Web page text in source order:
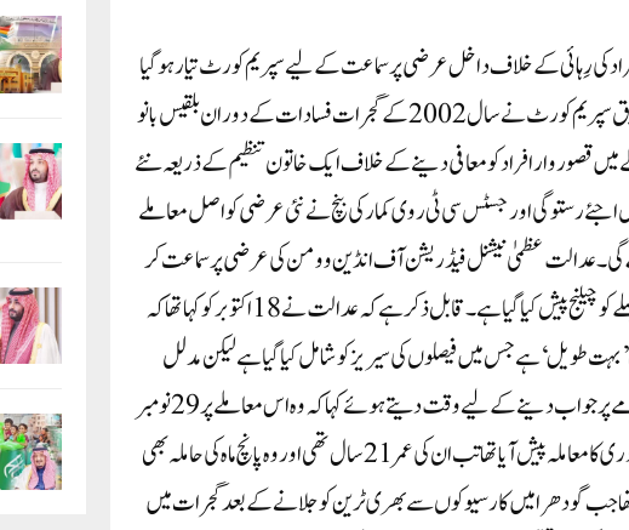
سماج نیوز: بلقیس بانو اجتماعی عصمت دری معاملہ میں قصوروار 11 افراد کی رِہائی کے خلاف داخل عرضی پر سماعت کے لیے سپریم کورٹ تیار ہو گیا
ہے۔ یہ خبر بلقیس بانو کے لیے راحت بھری ہے۔ موصولہ اطلاعات کے مطابق سپریم کورٹ نے سال 2002 کے گجرات فسادات کے دوران بلقیس بانو
قصوروار افراد کو معافی دینے کے خلاف ایک خاتون تنظیم کے ذریعہ نئے
رستوگی اور جسٹس سی ٹی روی کمار کی بنچ نے نئی عرضی کو اصل معاملے
عظمیٰ نیشنل فیڈریشن آف انڈین وومن کی عرضی پر سماعت کر
رہا تھا جس میں بلقیس بانو معاملے کے قصورواروں کی سزا معاف کرنے کے فیصلے کو چیلنج پیش کیا گیا ہے۔ قابل ذکر ہے کہ عدالت نے 18 اکتوبر کو کہا تھا کہ
طویل‘ ہے جس میں فیصلوں کی سیریز کو شامل کیا گیا ہے لیکن مدلل
بیان ندارد ہے۔ عدالت نے عرضی دہندگان کو گجرات حکومت کے حلف نامے پر جواب دینے کے لیے وقت دیتے ہوئے کہا کہ وہ اس معاملے پر 29 نومبر
کو سماعت کرے گی۔واضح رہے کہ بلقیس بانو کے ساتھ جب اجتماعی عصمت دری کا معاملہ پیش آیا تھا تب ان کی عمر 21 سال تھی اور وہ پانچ ماہ کی حاملہ بھی
جب گودھرا میں کارسیوکوں سے بھری ٹرین کو جلانے کے بعد گجرات میں